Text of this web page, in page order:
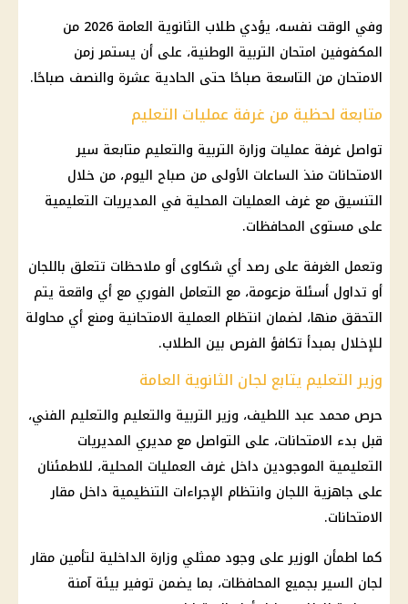
وفي الوقت نفسه، يؤدي طلاب الثانوية العامة
2026 من
المكفوفين امتحان التربية الوطنية، على أن يستمر زمن
الامتحان من التاسعة صباحًا حتى الحادية عشرة والنصف صباحًا.
متابعة لحظية من غرفة عمليات التعليم
تواصل غرفة عمليات وزارة التربية والتعليم متابعة سير
الامتحانات منذ الساعات الأولى من صباح اليوم، من خلال
التنسيق مع غرف العمليات المحلية في المديريات التعليمية
على مستوى المحافظات.
وتعمل الغرفة على رصد أي شكاوى أو ملاحظات تتعلق باللجان
أو تداول أسئلة مزعومة، مع التعامل الفوري مع أي واقعة يتم
التحقق منها، لضمان انتظام العملية الامتحانية ومنع أي محاولة
للإخلال بمبدأ تكافؤ الفرص بين الطلاب.
وزير التعليم يتابع لجان الثانوية العامة
حرص محمد عبد اللطيف، وزير التربية والتعليم والتعليم الفني،
قبل بدء الامتحانات، على التواصل مع مديري المديريات
التعليمية الموجودين داخل غرف العمليات المحلية، للاطمئنان
على جاهزية اللجان وانتظام الإجراءات التنظيمية داخل مقار
الامتحانات.
كما اطمأن الوزير على وجود ممثلي وزارة الداخلية لتأمين مقار
لجان السير بجميع المحافظات، بما يضمن توفير بيئة آمنة